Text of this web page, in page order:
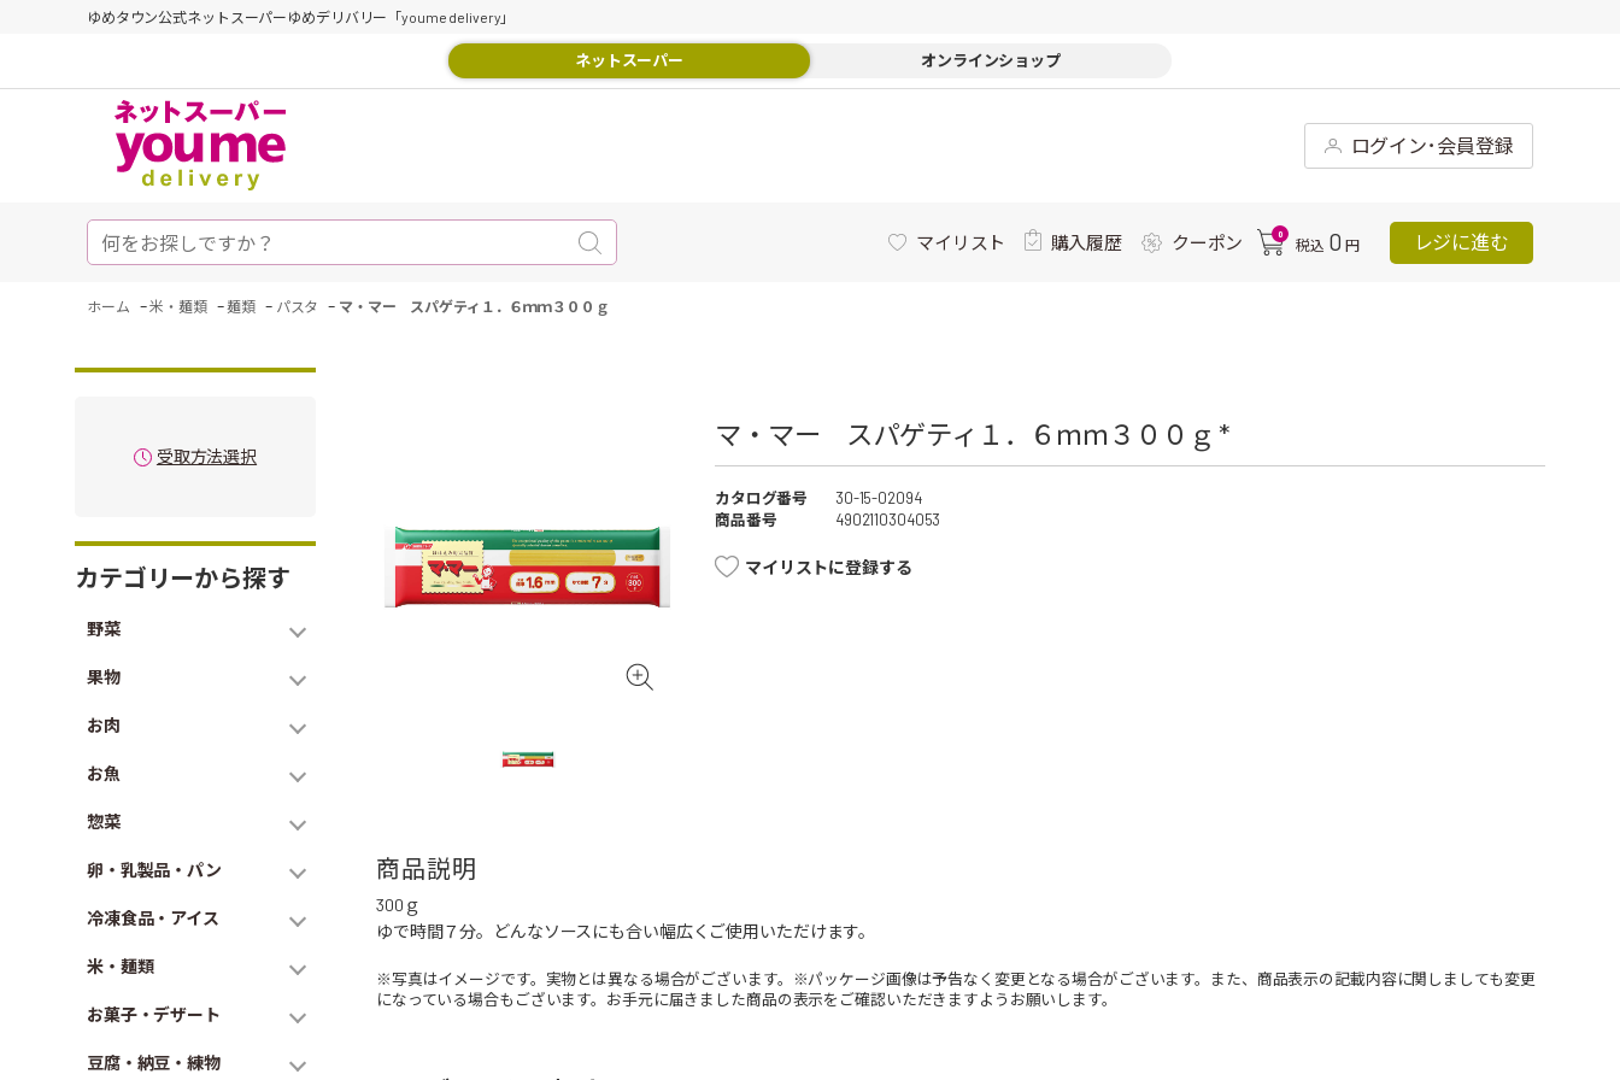
ゆめタウン公式ネットスーパーゆめデリバリー「youme delivery」
ネットスーパー オンラインショップ
ログイン･会員登録
マイリスト 購入履歴 クーポン 0
税込 0 円 レジに進む
ホーム -米・麺類 -麺類 - パスタ - マ・マー スパゲティ１．６ｍｍ３００ｇ
受取方法選択
カテゴリーから探す
野菜
果物
お肉
お魚
惣菜
卵・乳製品・パン
冷凍食品・アイス
米・麺類
お菓子・デザート
豆腐・納豆・練物
マ・マー スパゲティ１．６ｍｍ３００ｇ *
カタログ番号
30-15-02094
商品番号
4902110304053
マイリストに登録する
商品説明
300ｇ
ゆで時間７分。どんなソースにも合い幅広くご使用いただけます。
※写真はイメージです。実物とは異なる場合がございます。※パッケージ画像は予告なく変更となる場合がございます。また、商品表示の記載内容に関しましても変更
になっている場合もございます。お手元に届きました商品の表示をご確認いただきますようお願いします。